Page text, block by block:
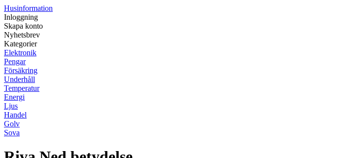
Husinformation
Inloggning
Skapa konto
Nyhetsbrev
Kategorier
Elektronik
Pengar
Försäkring
Underhåll
Temperatur
Energi
Ljus
Handel
Golv
Sova